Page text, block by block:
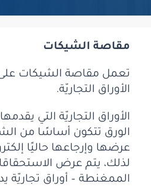
مقاصة الشيكات
تعمل مقاصة الشيكات
الأوراق التجاريّة.
الأوراق التجاريّة التي
الورق تتكون أساسًا من
عرضها وإرجاعها حاليًا
لذلك، يتم عرض
الممغنطة – أوراق تجاريّة